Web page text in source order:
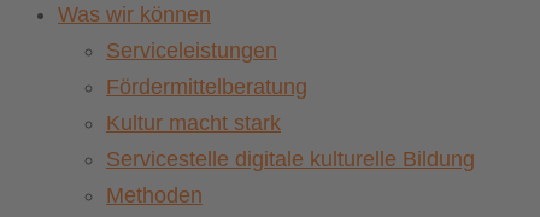
Was wir können
Serviceleistungen
Fördermittelberatung
Kultur macht stark
Servicestelle digitale kulturelle Bildung
Methoden